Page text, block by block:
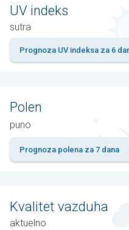
UV indeks
sutra
Prognoza UV indeksa za 6
Polen
puno
Prognoza polena za 7 dana
Kvalitet vazduha
aktuelno